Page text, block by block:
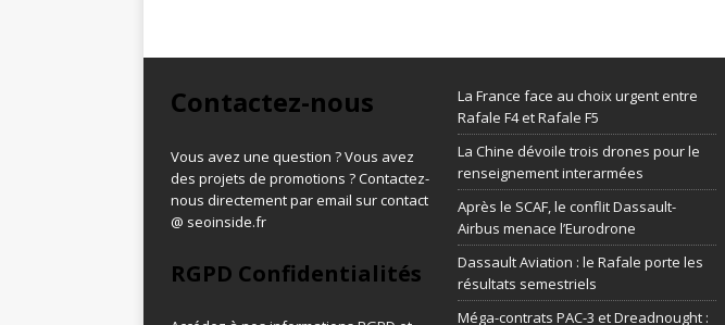
Contactez-nous
Vous avez une question ? Vous avez
des projets de promotions ? Contactez-
nous directement par email sur contact
@ seoinside.fr
RGPD Confidentialités
La France face au choix urgent entre
Rafale F4 et Rafale F5
La Chine dévoile trois drones pour le
renseignement interarmées
Après le SCAF, le conflit Dassault-
Airbus menace l’Eurodrone
Dassault Aviation : le Rafale porte les
résultats semestriels
Méga-contrats PAC-3 et Dreadnought :